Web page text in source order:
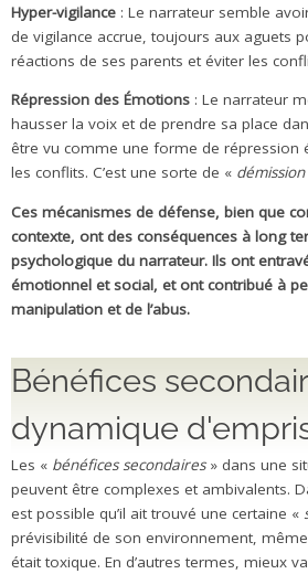
Hyper-vigilance : Le narrateur semble
de vigilance accrue, toujours aux aguets
réactions de ses parents et éviter les
Répression des Émotions : Le narrateur
hausser la voix et de prendre sa place
être vu comme une forme de répression
les conflits. C’est une sorte de «
Ces mécanismes de défense, bien que
contexte, ont des conséquences à long
psychologique du narrateur. Ils ont
émotionnel et social, et ont contribué à
manipulation et de l’abus.
Bénéfices
dynamique
Les « bénéfices secondaires» dans une
peuvent être complexes et ambivalents.
est possible qu’il ait trouvé une certaine «
prévisibilité de son environnement,
était toxique. En d’autres termes, mieux